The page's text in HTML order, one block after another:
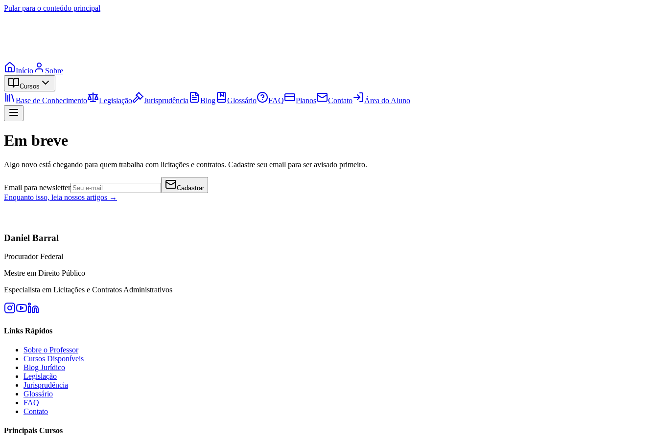
Pular para o conteúdo principal
Início Sobre
Cursos
Base de Conhecimento Legislação Jurisprudência Blog Glossário FAQ Planos Contato Área do Aluno
Em breve
Algo novo está chegando para quem trabalha com licitações e contratos. Cadastre seu email para ser avisado primeiro.
Email para newsletter Cadastrar
Enquanto isso, leia nossos artigos →
Daniel Barral
Procurador Federal
Mestre em Direito Público
Especialista em Licitações e Contratos Administrativos
Links Rápidos
Sobre o Professor
Cursos Disponíveis
Blog Jurídico
Legislação
Jurisprudência
Glossário
FAQ
Contato
Principais Cursos